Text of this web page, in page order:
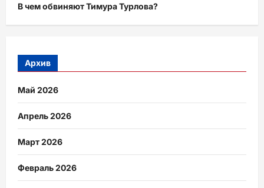
В чем обвиняют Тимура Турлова?
Архив
Май 2026
Апрель 2026
Март 2026
Февраль 2026